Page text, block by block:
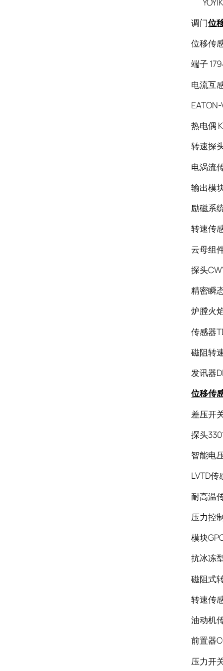
调门位
位移传
端子
电流互
热电偶
转速探
电涡流
输出模
励磁系
转速传
云母组
探头
精密瞬
炉膛火
传感器
磁阻转
发讯器
位移传
差压开
探头
智能电
LVTD
耐高温
压力控
模块
抗冰冻
磁阻式
转速传
油动机
前置器
压力开